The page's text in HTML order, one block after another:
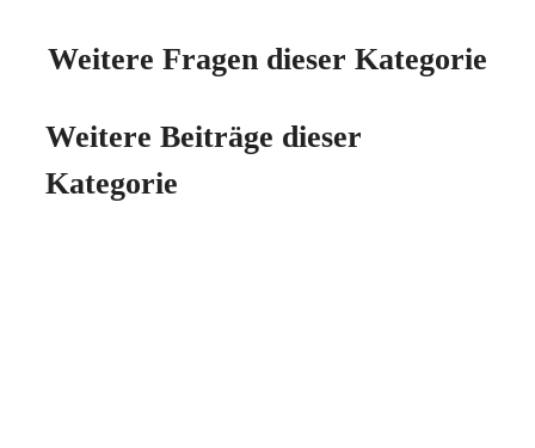
Weitere Fragen dieser Kategorie
Weitere Beiträge dieser
Kategorie